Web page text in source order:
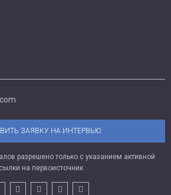
ЗАЯВКУ НА ИНТЕРВЬЮ
разрешено только с указанием активной
на первоисточник